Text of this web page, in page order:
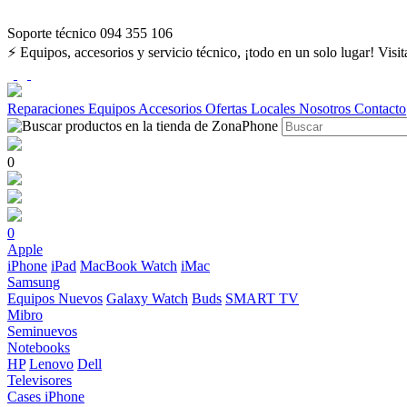
Soporte técnico 094 355 106
⚡ Equipos, accesorios y servicio técnico, ¡todo en un solo lugar!
Reparaciones Equipos Accesorios Ofertas Locales Nosotros Contacto
0
0
Apple
iPhone iPad MacBook Watch iMac
Samsung
Equipos Nuevos Galaxy Watch Buds SMART TV
Mibro
Seminuevos
Notebooks
HP Lenovo Dell
Televisores
Cases iPhone